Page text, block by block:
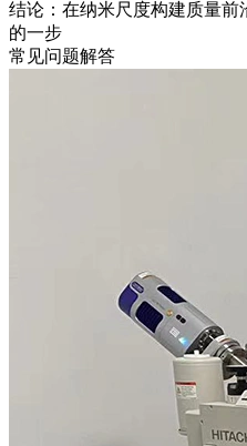
结论：在纳米尺度构建质量
的一步
常见问题解答